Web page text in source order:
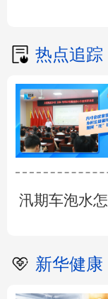
热点追踪
汛期车泡水
新华健康